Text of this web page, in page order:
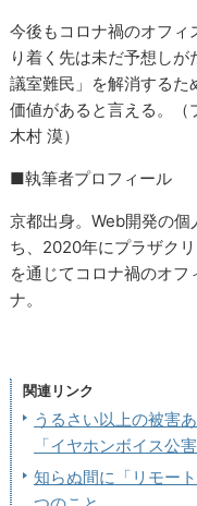
今後もコロナ禍のオフィ
り着く先は未だ予想し
議室難民」を解消するた
価値があると言える。
木村 漠）
■執筆者プロフィール
京都出身。Web開発の
ち、2020年にプラザク
を通じてコロナ禍のオ
ナ。
関連リンク
うるさい以上の被害
「イヤホンボイス公害
知らぬ間に「リモー